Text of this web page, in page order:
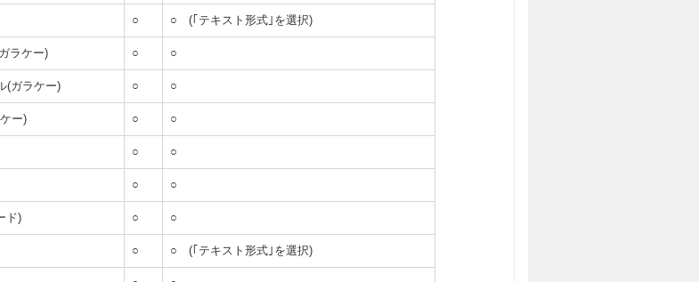
○ ○ (｢テキスト形式｣を選択)
ラケー) ○ ○
(ガラケー) ○ ○
ー) ○ ○
○ ○
○ ○
ド) ○ ○
○ ○ (｢テキスト形式｣を選択)